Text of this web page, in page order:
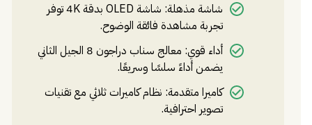
شاشة مذهلة: شاشة OLED بدقة 4K توفر
تجربة مشاهدة فائقة الوضوح.
أداء قوي: معالج سناب دراجون 8 الجيل الثاني
يضمن أداءً سلسًا وسريعًا.
كاميرا متقدمة: نظام كاميرات ثلاثي مع تقنيات
تصوير احترافية.